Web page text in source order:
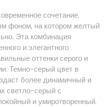
сочетание.
фоном, на котором желтый
Эта комбинация
и элегантного
оттенки серого и
Темно-серый цвет в
более динамичный и
светло-серый с
и умиротворенный.